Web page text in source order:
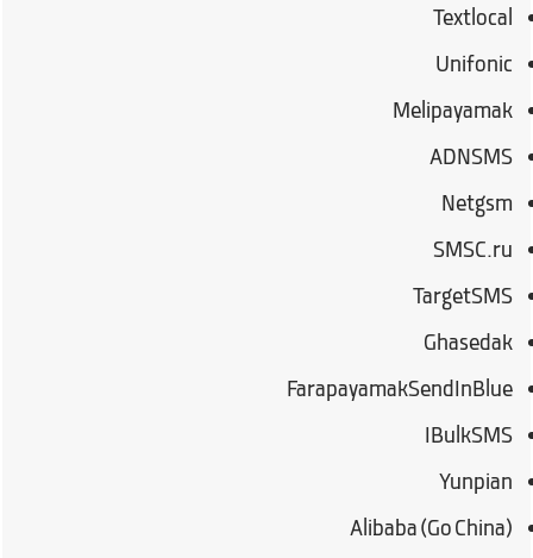
Textlocal
Unifonic
Melipayamak
ADNSMS
Netgsm
SMSC.ru
TargetSMS
Ghasedak
FarapayamakSendInBlue
IBulkSMS
Yunpian
(Alibaba (Go China